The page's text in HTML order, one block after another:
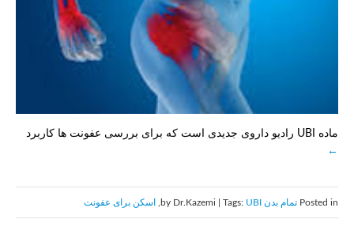
ماده UBI رادیو داروی جدیدی است که برای بررسی عفونت ها کاربرد
Posted in تمام بدن UBI اسکن برای عفونت